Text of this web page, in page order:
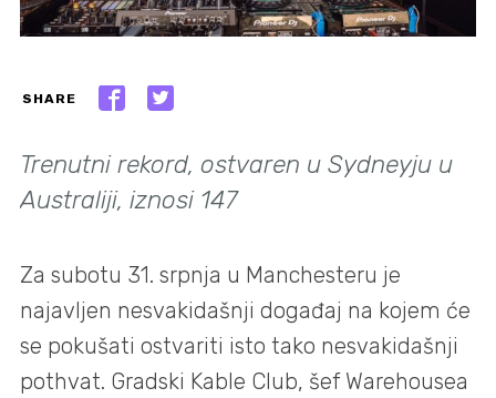
SHARE
Trenutni rekord, ostvaren u Sydneyju u
Australiji, iznosi 147
Za subotu 31. srpnja u Manchesteru je
najavljen nesvakidašnji događaj na kojem će
se pokušati ostvariti isto tako nesvakidašnji
pothvat. Gradski Kable Club, šef Warehousea